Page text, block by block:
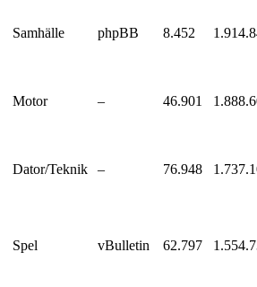
Samhälle phpBB 8.452
Motor – 46.901
Dator/Teknik – 76.948
Spel vBulletin 62.797